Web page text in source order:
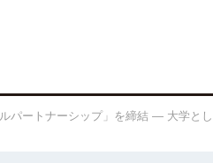
パートナーシップ」を締結 ― 大学と